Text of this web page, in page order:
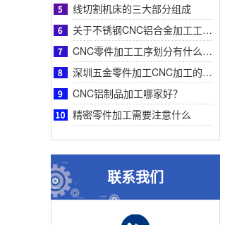
线切割机床的三大部分组成
关于不锈钢CNC铝合金加工工艺流程步骤介绍？
CNC零件加工工序划分有什么要求呢
深圳五金零件加工CNC加工的数控系统特点有什么？
CNC铝制品加工哪家好？
精密零件加工需要注意什么
联系我们